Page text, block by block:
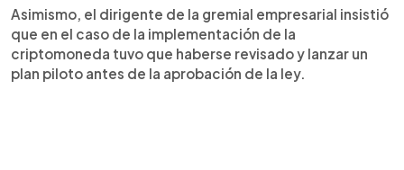
Asimismo, el dirigente de la gremial empresarial insistió
que en el caso de la implementación de la
criptomoneda tuvo que haberse revisado y lanzar un
plan piloto antes de la aprobación de la ley.